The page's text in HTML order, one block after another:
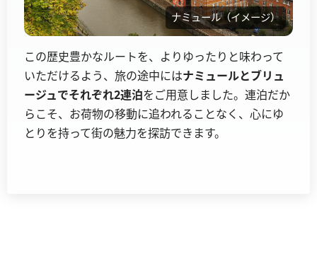
ナミュール（イメージ）
この歴史豊かなルートを、よりゆったりと味わって
いただけるよう、旅の途中にはナミュールとブリュ
ージュでそれぞれ2連泊をご用意しました。連泊だか
らこそ、お荷物の移動に追われることなく、心にゆ
とりを持って街の魅力を探訪できます。